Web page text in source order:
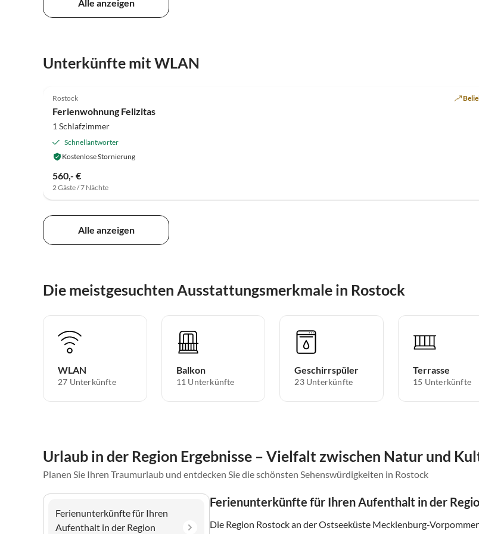
Alle anzeigen
Unterkünfte mit WLAN
Rostock
Ferienwohnung Felizitas
1 Schlafzimmer
Schnellantworter
Kostenlose Stornierung
560,- €
2 Gäste / 7 Nächte
Alle anzeigen
Die meistgesuchten Ausstattungsmerkmale in Rostock
WLAN
27 Unterkünfte
Balkon
11 Unterkünfte
Geschirrspüler
23 Unterkünfte
Terrasse
15 Unterkünfte
Urlaub in der Region Ergebnisse – Vielfalt zwischen Natur und
Planen Sie Ihren Traumurlaub und entdecken Sie die schönsten Sehenswürdigkeiten in Rostock
Ferienunterkünfte für Ihren
Aufenthalt in der Region
Ferienunterkünfte für Ihren Aufenthalt in der
Die Region Rostock an der Ostseeküste Mecklenburg-